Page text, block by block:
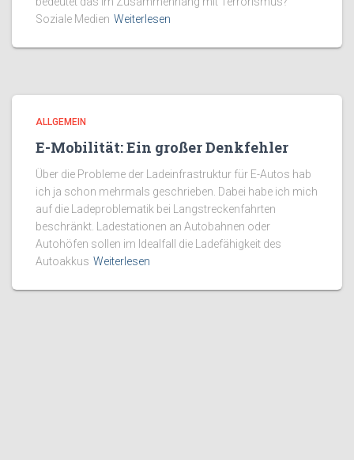
Soziale Medien Weiterlesen
ALLGEMEIN
E-Mobilität: Ein großer Denkfehler
Über die Probleme der Ladeinfrastruktur für E-Autos hab
ich ja schon mehrmals geschrieben. Dabei habe ich mich
auf die Ladeproblematik bei Langstreckenfahrten
beschränkt. Ladestationen an Autobahnen oder
Autohöfen sollen im Idealfall die Ladefähigkeit des
Autoakkus Weiterlesen